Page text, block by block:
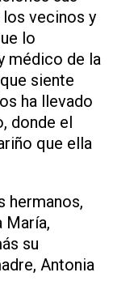
vecinos y
lo
médico de la
siente
ha llevado
donde el
que ella
hermanos,
María,
su
Antonia